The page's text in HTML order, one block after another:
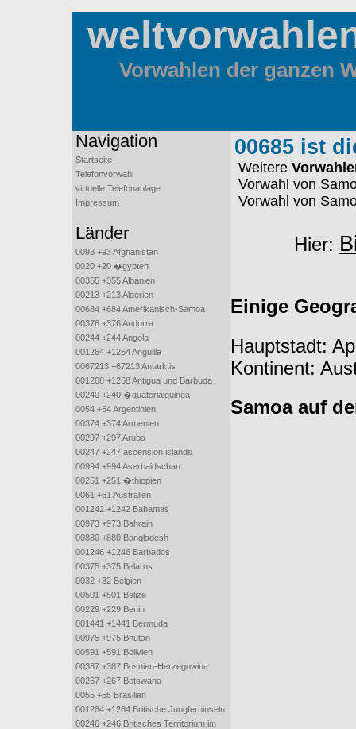
Vorwahlen der ganzen
Navigation
Startseite
Telefonvorwahl
virtuelle Telefonanlage
Impressum
Länder
0093 +93 Afghanistan
0020 +20 �gypten
00355 +355 Albanien
00213 +213 Algerien
00684 +684 Amerikanisch-Samoa
00376 +376 Andorra
00244 +244 Angola
001264 +1264 Anguilla
0067213 +67213 Antarktis
001268 +1268 Antigua und Barbuda
00240 +240 �quatorialguinea
0054 +54 Argentinien
00374 +374 Armenien
00297 +297 Aruba
00247 +247 ascension islands
00994 +994 Aserbaidschan
00251 +251 �thiopien
0061 +61 Australien
001242 +1242 Bahamas
00973 +973 Bahrain
00880 +880 Bangladesh
001246 +1246 Barbados
00375 +375 Belarus
0032 +32 Belgien
00501 +501 Belize
00229 +229 Benin
001441 +1441 Bermuda
00975 +975 Bhutan
00591 +591 Bolivien
00387 +387 Bosnien-Herzegowina
00267 +267 Botswana
0055 +55 Brasilien
001284 +1284 Britische Jungferninseln
00246 +246 Britisches Territorium im
00685 ist
Weitere
Vorwahl von
Vorwahl von
Hier:
Einige
Hauptstadt:
Kontinent:
Samoa auf